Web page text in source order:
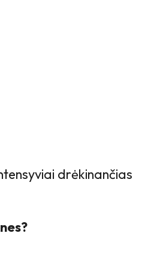
drėkinančias